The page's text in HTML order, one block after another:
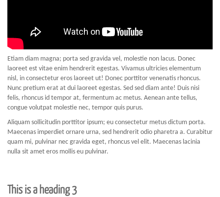
Etiam diam magna; porta sed gravida vel, molestie non lacus. Donec
laoreet est vitae enim hendrerit egestas. Vivamus ultricies elementum
nisl, in consectetur eros laoreet ut! Donec porttitor venenatis rhoncus.
Nunc pretium erat at dui laoreet egestas. Sed sed diam ante! Duis nisi
felis, rhoncus id tempor at, fermentum ac metus. Aenean ante tellus,
congue volutpat molestie nec, tempor quis purus.
Aliquam sollicitudin porttitor ipsum; eu consectetur metus dictum porta.
Maecenas imperdiet ornare urna, sed hendrerit odio pharetra a. Curabitur
quam mi, pulvinar nec gravida eget, rhoncus vel elit. Maecenas lacinia
nulla sit amet eros mollis eu pulvinar.
This is a heading 3